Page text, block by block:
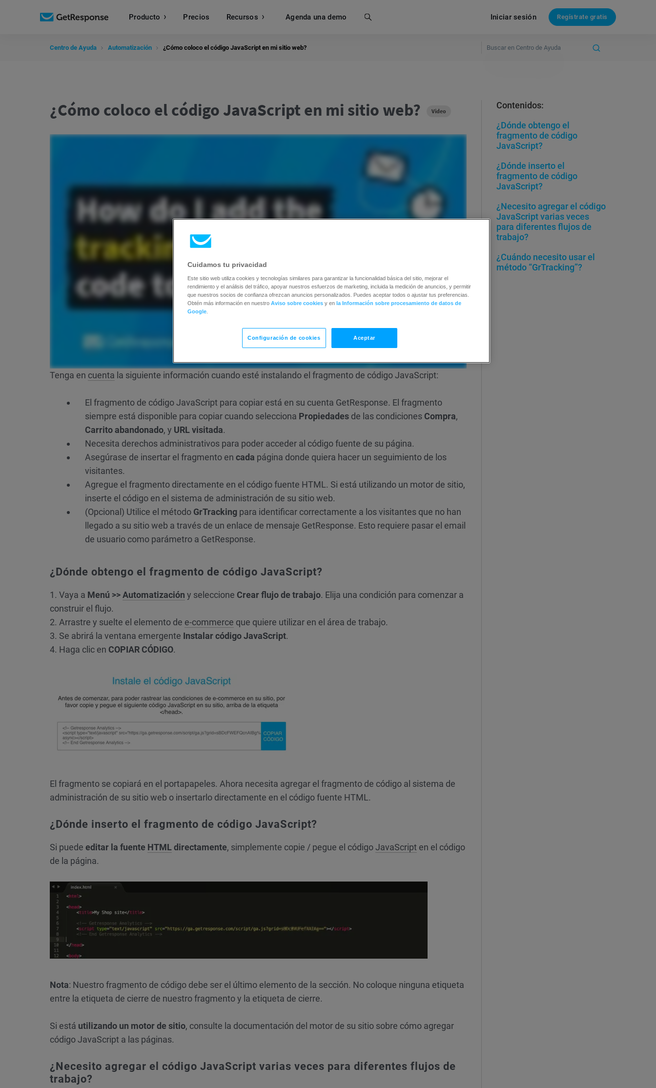
Producto Precios Recursos Agenda una demo
Buscar Iniciar sesión Regístrate gratis
Centro de Ayuda Automatización ¿Cómo coloco el código JavaScript en mi sitio web?
Contenidos:
¿Dónde obtengo el
fragmento de código
JavaScript?
¿Dónde inserto el
fragmento de código
JavaScript?
¿Necesito agregar el código
JavaScript varias veces
para diferentes flujos de
trabajo?
¿Cuándo necesito usar el
método “GrTracking”?
¿Cómo coloco el código JavaScript en mi sitio web? Video
Tenga en cuenta la siguiente información cuando esté instalando el fragmento de código JavaScript:
El fragmento de código JavaScript para copiar está en su cuenta GetResponse. El fragmento
siempre está disponible para copiar cuando selecciona Propiedades de las condiciones Compra,
Carrito abandonado, y URL visitada.
Necesita derechos administrativos para poder acceder al código fuente de su página.
Asegúrase de insertar el fragmento en cada página donde quiera hacer un seguimiento de los
visitantes.
Agregue el fragmento directamente en el código fuente HTML. Si está utilizando un motor de sitio,
inserte el código en el sistema de administración de su sitio web.
(Opcional) Utilice el método GrTracking para identificar correctamente a los visitantes que no han
llegado a su sitio web a través de un enlace de mensaje GetResponse. Esto requiere pasar el email
de usuario como parámetro a GetResponse.
¿Dónde obtengo el fragmento de código JavaScript?
1. Vaya a Menú >>Automatización y seleccione Crear flujo de trabajo. Elija una condición para comenzar a
construir el flujo.
2. Arrastre y suelte el elemento de e-commerce que quiere utilizar en el área de trabajo.
3. Se abrirá la ventana emergente Instalar código JavaScript.
4. Haga clic en COPIAR CÓDIGO.
El fragmento se copiará en el portapapeles. Ahora necesita agregar el fragmento de código al sistema de
administración de su sitio web o insertarlo directamente en el código fuente HTML.
¿Dónde inserto el fragmento de código JavaScript?
Si puede editar la fuente HTMLdirectamente, simplemente copie / pegue el códigoJavaScript en el código
de la página.
Nota: Nuestro fragmento de código debe ser el último elemento de la sección. No coloque ninguna etiqueta
entre la etiqueta de cierre de nuestro fragmento y la etiqueta de cierre.
Si está utilizando un motor de sitio, consulte la documentación del motor de su sitio sobre cómo agregar
código JavaScript a las páginas.
¿Necesito agregar el código JavaScript varias veces para diferentes flujos de
trabajo?
Cuidamos tu privacidad
Este sitio web utiliza cookies y tecnologías similares para garantizar la funcionalidad básica del sitio, mejorar el
rendimiento y el análisis del tráfico, apoyar nuestros esfuerzos de marketing, incluida la medición de anuncios, y permitir
que nuestros socios de confianza ofrezcan anuncios personalizados. Puedes aceptar todos o ajustar tus preferencias.
Obtén más información en nuestro Aviso sobre cookies y en la Información sobre procesamiento de datos de
Google
Configuración de cookies Aceptar